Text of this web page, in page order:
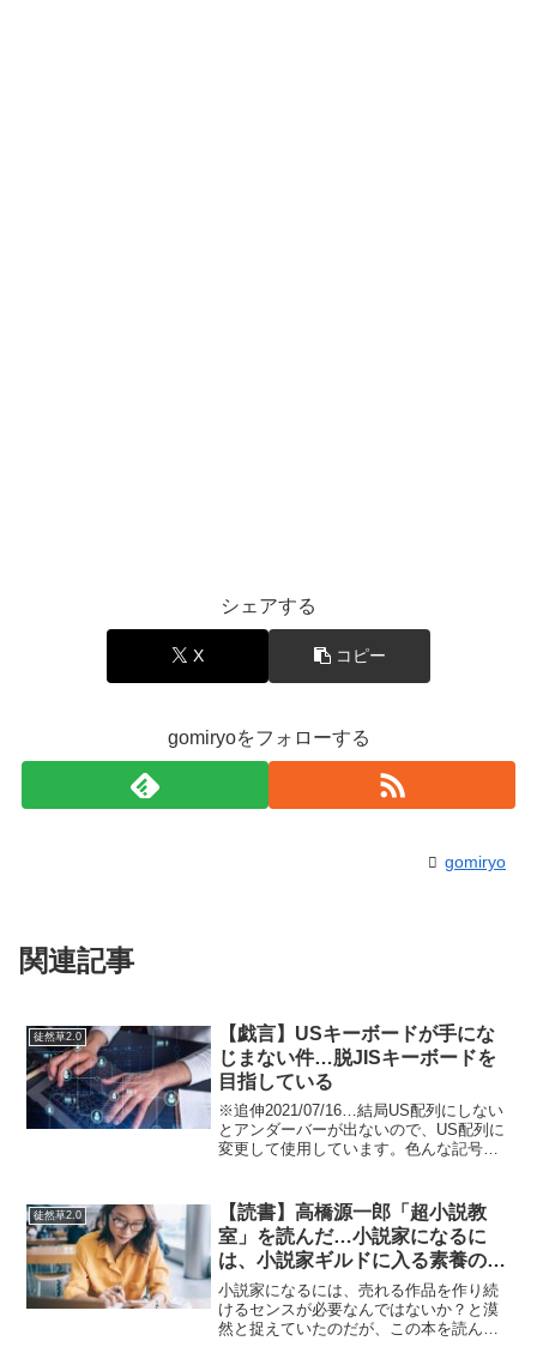
シェアする
X コピー
gomiryoをフォローする
gomiryo
関連記事
徒然草2.0
【戯言】USキーボードが手にな
じまない件…脱JISキーボードを
目指している
※追伸2021/07/16…結局US配列にしない
とアンダーバーが出ないので、US配列に
変更して使用しています。色んな記号の
常に辛い。バックスペースを小指で押...
徒然草2.0
【読書】高橋源一郎「超小説教
室」を読んだ…小説家になるに
は、小説家ギルドに入る素養の有
無を見られるそうだ
小説家になるには、売れる作品を作り続
けるセンスが必要なんではないか？と漠
然と捉えていたのだが、この本を読んで